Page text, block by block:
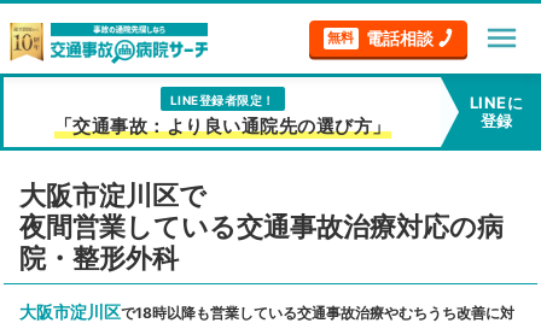
無料 電話相談 menu
LINE登録者限定！
「交通事故：より良い通院先の選び方」
LINEに
登録
大阪市淀川区で
夜間営業している交通事故治療対応の病
院・整形外科
大阪市淀川区で18時以降も営業している交通事故治療やむちうち改善に対